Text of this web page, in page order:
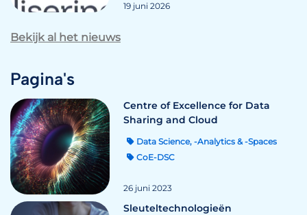
19 juni 2026
Bekijk al het nieuws
Pagina's
Centre of Excellence for Data
Sharing and Cloud
Data Science, -Analytics & -Spaces
CoE-DSC
26 juni 2023
Sleuteltechnologieën